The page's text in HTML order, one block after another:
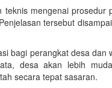
mengenai prosedur
tersebut
bagi perangkat desa dan
desa akan lebih
secara tepat sasaran.